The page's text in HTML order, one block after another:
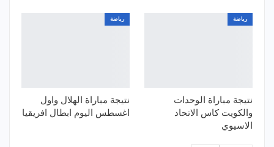
رياضة
نتيجة مباراة الوحدات
والكويت كاس الاتحاد
الاسيوي
رياضة
نتيجة مباراة الهلال واول
اغسطس اليوم ابطال افريقيا